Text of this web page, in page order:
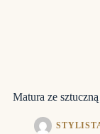
Matura ze